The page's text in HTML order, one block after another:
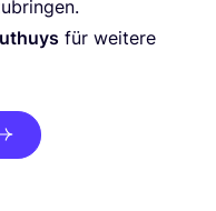
für wei­te­re